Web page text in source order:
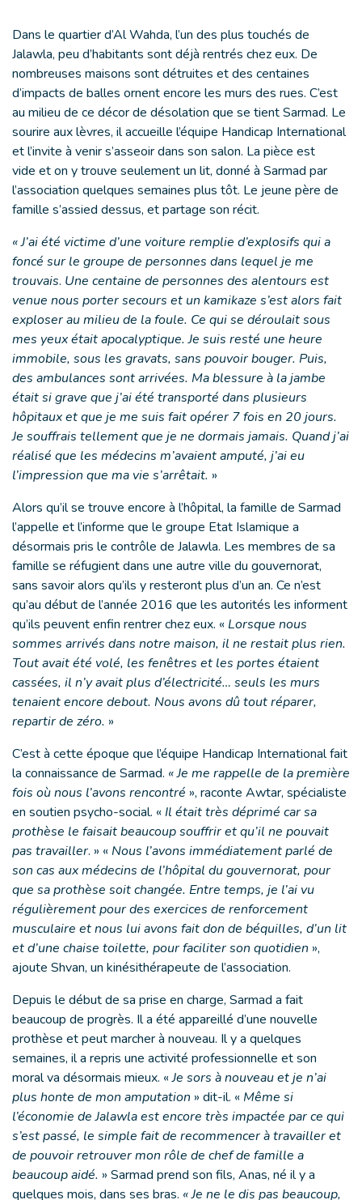
Dans le quartier d’Al Wahda, l’un des plus touchés de
Jalawla, peu d’habitants sont déjà rentrés chez eux. De
nombreuses maisons sont détruites et des centaines
d’impacts de balles ornent encore les murs des rues. C’est
au milieu de ce décor de désolation que se tient Sarmad. Le
sourire aux lèvres, il accueille l’équipe Handicap International
et l’invite à venir s’asseoir dans son salon. La pièce est
vide et on y trouve seulement un lit, donné à Sarmad par
l’association quelques semaines plus tôt. Le jeune père de
famille s’assied dessus, et partage son récit.
« J’ai été victime d’une voiture remplie d’explosifs qui a
foncé sur le groupe de personnes dans lequel je me
trouvais. Une centaine de personnes des alentours est
venue nous porter secours et un kamikaze s’est alors fait
exploser au milieu de la foule. Ce qui se déroulait sous
mes yeux était apocalyptique. Je suis resté une heure
immobile, sous les gravats, sans pouvoir bouger. Puis,
des ambulances sont arrivées. Ma blessure à la jambe
était si grave que j’ai été transporté dans plusieurs
hôpitaux et que je me suis fait opérer 7 fois en 20 jours.
Je souffrais tellement que je ne dormais jamais. Quand j’ai
réalisé que les médecins m’avaient amputé, j’ai eu
l’impression que ma vie s’arrêtait. »
Alors qu’il se trouve encore à l’hôpital, la famille de Sarmad
l’appelle et l’informe que le groupe Etat Islamique a
désormais pris le contrôle de Jalawla. Les membres de sa
famille se réfugient dans une autre ville du gouvernorat,
sans savoir alors qu’ils y resteront plus d’un an. Ce n’est
qu’au début de l’année 2016 que les autorités les informent
qu’ils peuvent enfin rentrer chez eux. « Lorsque nous
sommes arrivés dans notre maison, il ne restait plus rien.
Tout avait été volé, les fenêtres et les portes étaient
cassées, il n’y avait plus d’électricité… seuls les murs
tenaient encore debout. Nous avons dû tout réparer,
repartir de zéro. »
C’est à cette époque que l’équipe Handicap International fait
la connaissance de Sarmad. « Je me rappelle de la première
fois où nous l’avons rencontré », raconte Awtar, spécialiste
en soutien psycho-social. « Il était très déprimé car sa
prothèse le faisait beaucoup souffrir et qu’il ne pouvait
pas travailler. » « Nous l’avons immédiatement parlé de
son cas aux médecins de l’hôpital du gouvernorat, pour
que sa prothèse soit changée. Entre temps, je l’ai vu
régulièrement pour des exercices de renforcement
musculaire et nous lui avons fait don de béquilles, d’un lit
et d’une chaise toilette, pour faciliter son quotidien »,
ajoute Shvan, un kinésithérapeute de l’association.
Depuis le début de sa prise en charge, Sarmad a fait
beaucoup de progrès. Il a été appareillé d’une nouvelle
prothèse et peut marcher à nouveau. Il y a quelques
semaines, il a repris une activité professionnelle et son
moral va désormais mieux. «Je sors à nouveau et je n’ai
plus honte de mon amputation » dit-il. « Même si
l’économie de Jalawla est encore très impactée par ce qui
s’est passé, le simple fait de recommencer à travailler et
de pouvoir retrouver mon rôle de chef de famille a
beaucoup aidé. » Sarmad prend son fils, Anas, né il y a
quelques mois, dans ses bras. « Je ne le dis pas beaucoup,